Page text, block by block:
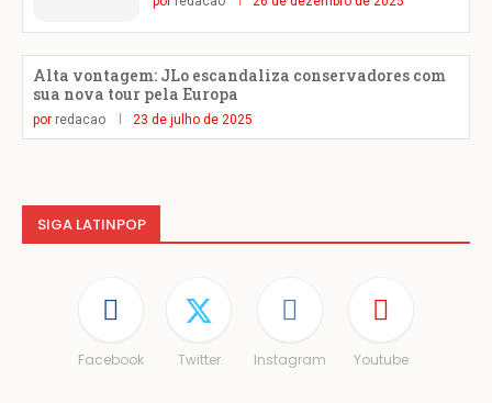
Alta vontagem: JLo escandaliza conservadores com
sua nova tour pela Europa
por redacao 23 de julho de 2025
SIGA LATINPOP
Facebook Twitter Instagram Youtube